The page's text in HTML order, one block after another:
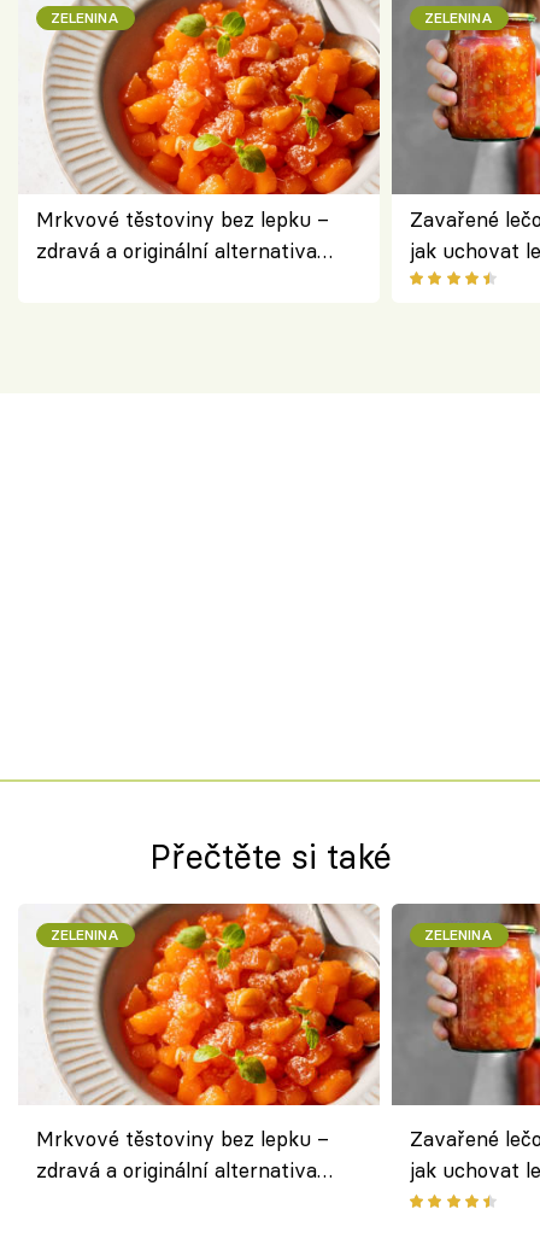
ZELENINA
Mrkvové těstoviny bez lepku –
zdravá a originální alternativa
ZELENINA
Zavařené
jak uchovat
Přečtěte si také
ZELENINA
Mrkvové těstoviny bez lepku –
zdravá a originální alternativa
ZELENINA
Zavařené
jak uchovat